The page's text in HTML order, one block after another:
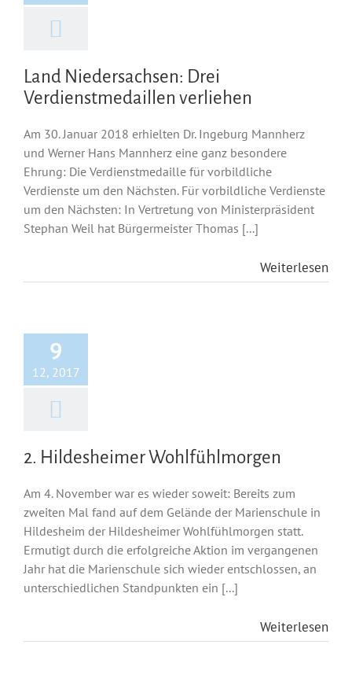
Land Niedersachsen: Drei
Verdienstmedaillen verliehen
Am 30. Januar 2018 erhielten Dr. Ingeburg Mannherz
und Werner Hans Mannherz eine ganz besondere
Ehrung: Die Verdienstmedaille für vorbildliche
Verdienste um den Nächsten. Für vorbildliche Verdienste
um den Nächsten: In Vertretung von Ministerpräsident
Stephan Weil hat Bürgermeister Thomas [...]
Weiterlesen
9
12, 2017
2. Hildesheimer Wohlfühlmorgen
Am 4. November war es wieder soweit: Bereits zum
zweiten Mal fand auf dem Gelände der Marienschule in
Hildesheim der Hildesheimer Wohlfühlmorgen statt.
Ermutigt durch die erfolgreiche Aktion im vergangenen
Jahr hat die Marienschule sich wieder entschlossen, an
unterschiedlichen Standpunkten ein [...]
Weiterlesen